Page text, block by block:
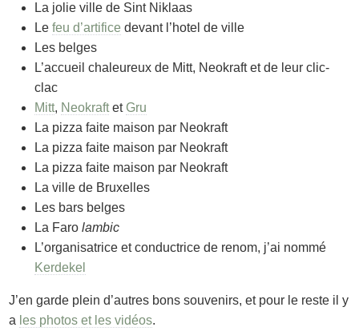
La jolie ville de Sint Niklaas
Lefeu d’artifice devant l’hotel de ville
Les belges
L’accueil chaleureux de Mitt, Neokraft et de leur clic-
clac
Mitt, Neokraftet Gru
La pizza faite maison par Neokraft
La pizza faite maison par Neokraft
La pizza faite maison par Neokraft
La ville de Bruxelles
Les bars belges
La Farolambic
L’organisatrice et conductrice de renom, j’ai nommé
Kerdekel
J’en garde plein d’autres bons souvenirs, et pour le reste il y
a les photos et les vidéos.